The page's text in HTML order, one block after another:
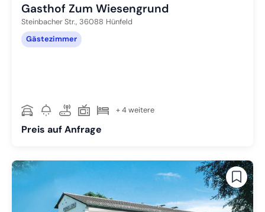
Gasthof Zum Wiesengrund
Steinbacher Str., 36088 Hünfeld
Gästezimmer
+ 4 weitere
Preis auf Anfrage